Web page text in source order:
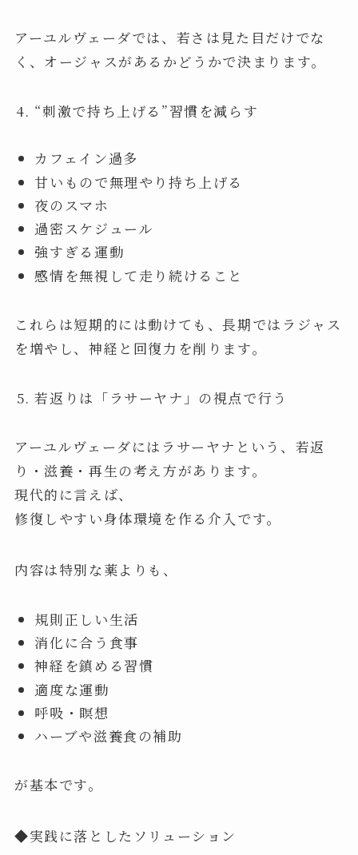
アーユルヴェーダでは、若さは見た目だけでな
く、オージャスがあるかどうかで決まります。
“刺激で持ち上げる”習慣を減らす
カフェイン過多
甘いもので無理やり持ち上げる
夜のスマホ
過密スケジュール
強すぎる運動
感情を無視して走り続けること
これらは短期的には動けても、長期ではラジャス
を増やし、神経と回復力を削ります。
若返りは「ラサーヤナ」の視点で行う
アーユルヴェーダにはラサーヤナという、若返
り・滋養・再生の考え方があります。
現代的に言えば、
修復しやすい身体環境を作る介入です。
内容は特別な薬よりも、
規則正しい生活
消化に合う食事
神経を鎮める習慣
適度な運動
呼吸・瞑想
ハーブや滋養食の補助
が基本です。
◆実践に落としたソリューション